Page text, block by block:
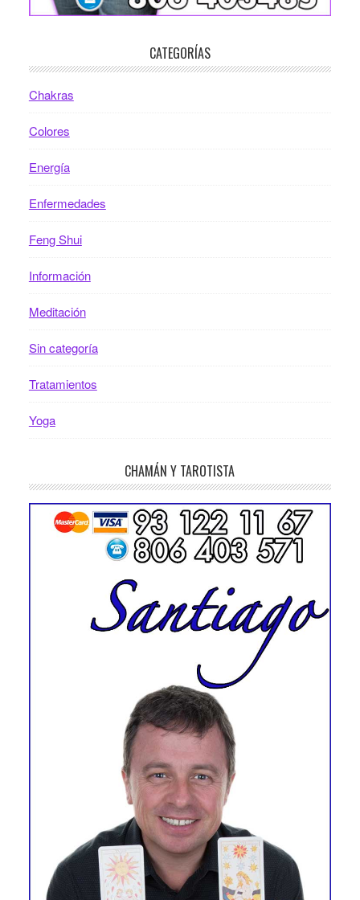
CATEGORÍAS
Chakras
Colores
Energía
Enfermedades
Feng Shui
Información
Meditación
Sin categoría
Tratamientos
Yoga
CHAMÁN Y TAROTISTA